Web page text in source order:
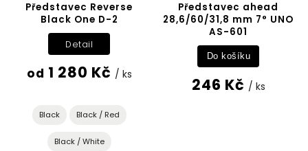
Představec Reverse
Black One D-2
od 1 280 Kč / ks
Detail
Black Black / Red
Black / White
Představec ahead
28,6/60/31,8 mm 7° UNO
AS-601
246 Kč / ks
Do košíku